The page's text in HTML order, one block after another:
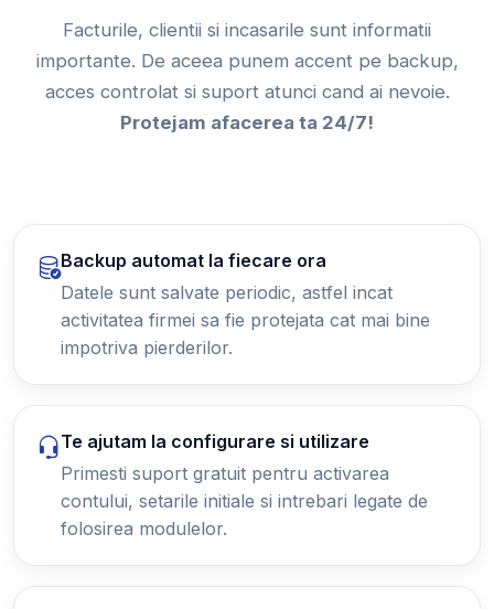
Facturile, clientii si incasarile sunt informatii
importante. De aceea punem accent pe backup,
acces controlat si suport atunci cand ai nevoie.
Protejam afacerea ta 24/7!
Backup automat la fiecare ora
Datele sunt salvate periodic, astfel incat
activitatea firmei sa fie protejata cat mai bine
impotriva pierderilor.
Te ajutam la configurare si utilizare
Primesti suport gratuit pentru activarea
contului, setarile initiale si intrebari legate de
folosirea modulelor.